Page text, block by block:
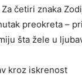
četiri znaka
preokreta –
šta žele u
kroz iskrenost